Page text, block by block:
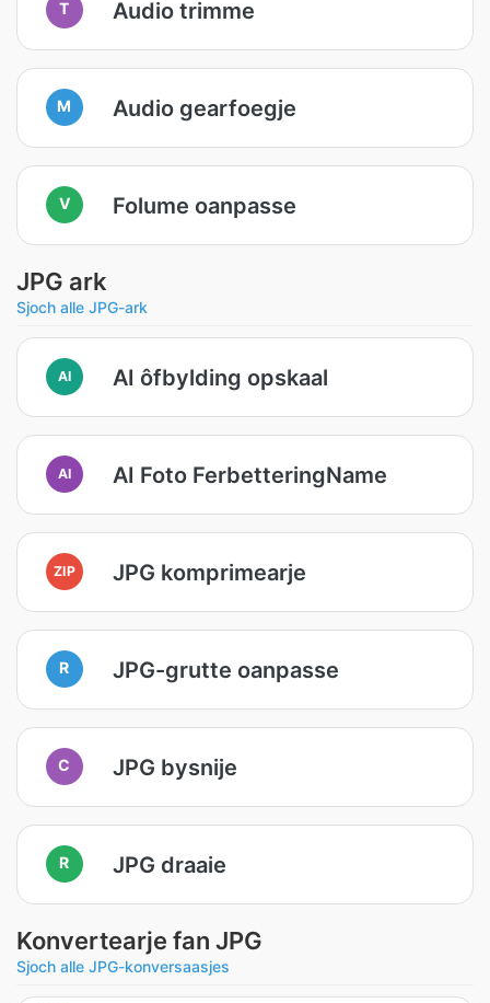
T Audio trimme
M Audio gearfoegje
V Folume oanpasse
JPG ark
Sjoch alle JPG-ark
AI AI ôfbylding opskaal
AI AI Foto FerbetteringName
ZIP JPG komprimearje
R JPG-grutte oanpasse
C JPG bysnije
R JPG draaie
Konvertearje fan JPG
Sjoch alle JPG-konversaasjes